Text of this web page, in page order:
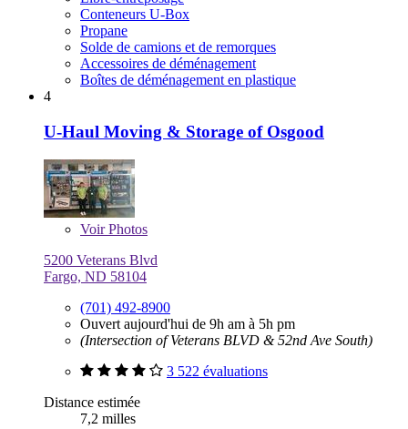
Conteneurs U-Box
Propane
Solde de camions et de remorques
Accessoires de déménagement
Boîtes de déménagement en plastique
4
U-Haul Moving & Storage of Osgood
VoirPhotos
5200 Veterans Blvd
Fargo, ND 58104
(701) 492-8900
Ouvert aujourd'hui de 9h am à 5h pm
(Intersection of Veterans BLVD & 52nd Ave South)
3 522 évaluations
Distance estimée
7,2 milles